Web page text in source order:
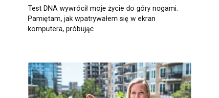
Test DNA wywrócił moje życie do góry nogami.
Pamiętam, jak wpatrywałem się w ekran
komputera, próbując